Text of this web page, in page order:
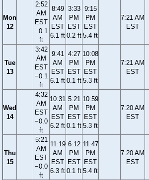
Mon
12
2:52
AM
EST
−0.1
ft
8:49
AM
EST
6.1 ft
3:33
PM
EST
0.2 ft
9:15
PM
EST
5.4 ft
7:21 AM
EST
Tue
13
3:42
AM
EST
−0.1
ft
9:41
AM
EST
6.1 ft
4:27
PM
EST
0.1 ft
10:08
PM
EST
5.3 ft
7:21 AM
EST
Wed
14
4:32
AM
EST
−0.0
ft
10:31
AM
EST
6.2 ft
5:21
PM
EST
0.1 ft
10:59
PM
EST
5.3 ft
7:20 AM
EST
Thu
15
5:21
AM
EST
−0.0
ft
11:19
AM
EST
6.3 ft
6:12
PM
EST
0.1 ft
11:47
PM
EST
5.4 ft
7:20 AM
EST